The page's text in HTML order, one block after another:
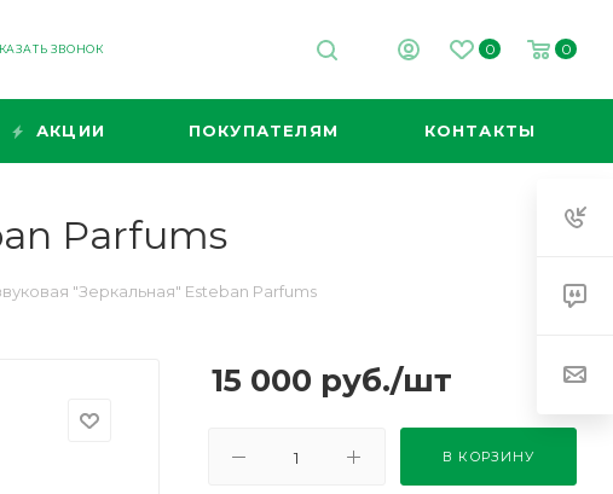
ЗВОНОК 0 0
АКЦИИ ПОКУПАТЕЛЯМ КОНТАКТЫ
Parfums
"Зеркальная" Esteban Parfums
15 000 руб./шт
В КОРЗИНУ